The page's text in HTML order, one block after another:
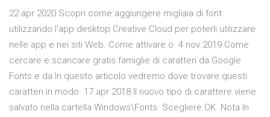
22 apr 2020 Scopri come aggiungere migliaia di font
utilizzando l'app desktop Creative Cloud per poterli utilizzare
nelle app e nei siti Web. Come attivare o 4 nov 2019 Come
cercare e scaricare gratis famiglie di caratteri da Google
Fonts e da In questo articolo vedremo dove trovare questi
caratteri in modo 17 apr 2018 Il nuovo tipo di carattere viene
salvato nella cartella Windows\Fonts. Scegliere OK. Nota In